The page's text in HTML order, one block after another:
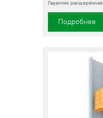
Гарантия расширенная
Подробнее